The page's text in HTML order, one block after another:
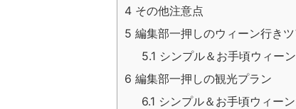
4 その他注意点
5 編集部一押しのウィーン行き
5.1 シンプル＆お手頃ウィー
6 編集部一押しの観光プラン
6.1 シンプル＆お手頃ウィー